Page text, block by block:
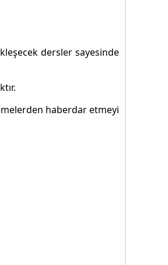
dersler sayesinde
haberdar etmeyi